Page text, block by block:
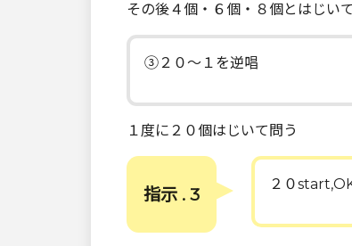
その後４個・６個・８個とはじい
③２０～１を逆唱
１度に２０個はじいて問う
指示 . 3 ２０